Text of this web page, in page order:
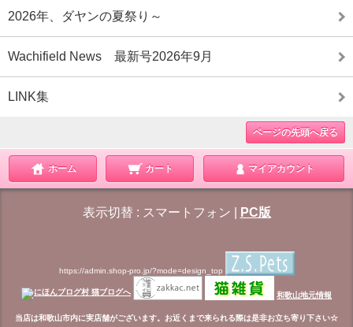
2026年、ダヤンの夏祭り～
Wachifield News 最新号2026年9月
LINK集
ページの先頭へ戻る
ホーム カート マイアカウント
表示切替 : スマートフォン PC版
https://admin.shop-pro.jp/?mode=design_top
和歌山地元情報
当店は和歌山市内に実店舗がございます。お近くまで来られる際は是非お立ち寄り下さい☆